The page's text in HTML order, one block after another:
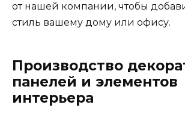
от нашей компании, чтобы
стиль вашему дому или офису.
Производство
панелей и элементов
интерьера